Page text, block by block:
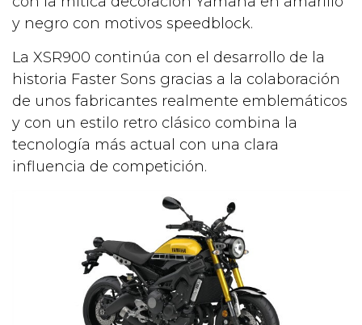
y negro con motivos speedblock.
La XSR900 continúa con el desarrollo de la
historia Faster Sons gracias a la colaboración
de unos fabricantes realmente emblemáticos
y con un estilo retro clásico combina la
tecnología más actual con una clara
influencia de competición.